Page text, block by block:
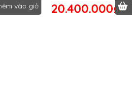
vào giỏ 20.400.000₫